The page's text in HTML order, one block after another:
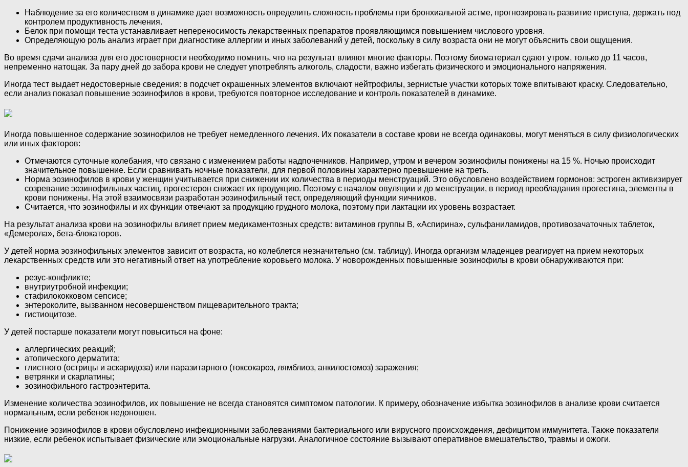
Наблюдение за его количеством в динамике дает возможность определить сложность проблемы при бронхиальной астме, прогнозировать развитие приступа, держать под
контролем продуктивность лечения.
Белок при помощи теста устанавливает непереносимость лекарственных препаратов проявляющимся повышением числового уровня.
Определяющую роль анализ играет при диагностике аллергии и иных заболеваний у детей, поскольку в силу возраста они не могут объяснить свои ощущения.
Во время сдачи анализа для его достоверности необходимо помнить, что на результат влияют многие факторы. Поэтому биоматериал сдают утром, только до 11 часов,
непременно натощак. За пару дней до забора крови не следует употреблять алкоголь, сладости, важно избегать физического и эмоционального напряжения.
Иногда тест выдает недостоверные сведения: в подсчет окрашенных элементов включают нейтрофилы, зернистые участки которых тоже впитывают краску. Следовательно,
если анализ показал повышение эозинофилов в крови, требуются повторное исследование и контроль показателей в динамике.
Иногда повышенное содержание эозинофилов не требует немедленного лечения. Их показатели в составе крови не всегда одинаковы, могут меняться в силу физиологических
или иных факторов:
Отмечаются суточные колебания, что связано с изменением работы надпочечников. Например, утром и вечером эозинофилы понижены на 15 %. Ночью происходит
значительное повышение. Если сравнивать ночные показатели, для первой половины характерно превышение на треть.
Норма эозинофилов в крови у женщин учитывается при снижении их количества в периоды менструаций. Это обусловлено воздействием гормонов: эстроген активизирует
созревание эозинофильных частиц, прогестерон снижает их продукцию. Поэтому с началом овуляции и до менструации, в период преобладания прогестина, элементы в
крови понижены. На этой взаимосвязи разработан эозинофильный тест, определяющий функции яичников.
Считается, что эозинофилы и их функции отвечают за продукцию грудного молока, поэтому при лактации их уровень возрастает.
На результат анализа крови на эозинофилы влияет прием медикаментозных средств: витаминов группы B, «Аспирина», сульфаниламидов, противозачаточных таблеток,
«Демерола», бета-блокаторов.
У детей норма эозинофильных элементов зависит от возраста, но колеблется незначительно (см. таблицу). Иногда организм младенцев реагирует на прием некоторых
лекарственных средств или это негативный ответ на употребление коровьего молока. У новорожденных повышенные эозинофилы в крови обнаруживаются при:
резус-конфликте;
внутриутробной инфекции;
стафилококковом сепсисе;
энтероколите, вызванном несовершенством пищеварительного тракта;
гистиоцитозе.
У детей постарше показатели могут повыситься на фоне:
аллергических реакций;
атопического дерматита;
глистного (острицы и аскаридоза) или паразитарного (токсокароз, лямблиоз, анкилостомоз) заражения;
ветрянки и скарлатины;
эозинофильного гастроэнтерита.
Изменение количества эозинофилов, их повышение не всегда становятся симптомом патологии. К примеру, обозначение избытка эозинофилов в анализе крови считается
нормальным, если ребенок недоношен.
Понижение эозинофилов в крови обусловлено инфекционными заболеваниями бактериального или вирусного происхождения, дефицитом иммунитета. Также показатели
низкие, если ребенок испытывает физические или эмоциональные нагрузки. Аналогичное состояние вызывают оперативное вмешательство, травмы и ожоги.